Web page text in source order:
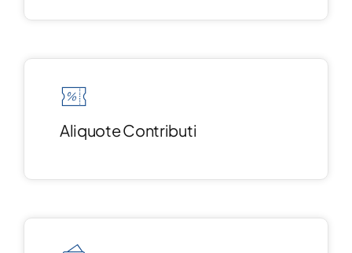
Aliquote Contributi